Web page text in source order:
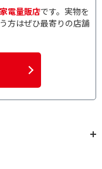
電量販店です。実物を
方はぜひ最寄りの店舗